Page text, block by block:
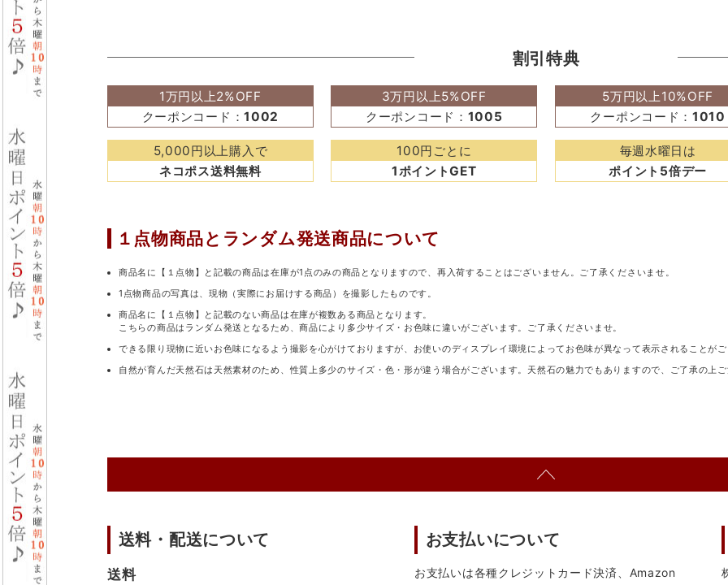
割引特典
1万円以上2%OFF
クーポンコード：1002
3万円以上5%OFF
クーポンコード： 1005
5万円以上10%OFF
クーポンコード：1010
5,000円以上購入で
ネコポス送料無料
100円ごとに
1ポイントGET
毎週水曜日は
ポイント5倍デー
１点物商品と ランダム発送商品について
商品名に【１点物】と記載の商品は在庫が1点のみの商品となりますので、再入荷することはございません。ご了承くださいませ。
1点物商品の写真は、現物（実際にお届けする商品）を撮影したものです。
商品名に【１点物】と記載のない商品は在庫が複数ある商品となります。
こちらの商品はランダム発送となるため、商品により多少サイズ・お色味に違いがございます。ご了承くださいませ。
できる限り現物に近いお色味になるよう撮影を心がけておりますが、お使いのディスプレイ環境によってお色味が異なって表示されることがご
自然が育んだ天然石は天然素材のため、性質上多少のサイズ・色・形が違う場合がございます。天然石の魅力でもありますので、ご了承の上
送料・配送について
送料
お支払いについて
お支払いは各種クレジットカード決済、Amazon